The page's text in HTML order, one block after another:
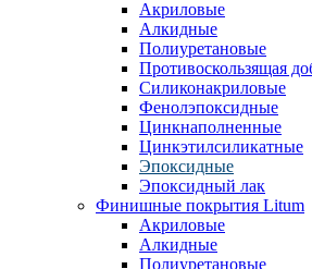
Акриловые
Алкидные
Полиуретановые
Противоскользящая
Силиконакриловые
Фенолэпоксидные
Цинкнаполненные
Цинкэтилсиликатные
Эпоксидные
Эпоксидный лак
Финишные покрытия Litum
Акриловые
Алкидные
Полиуретановые